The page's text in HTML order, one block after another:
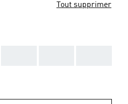
Tout supprimer